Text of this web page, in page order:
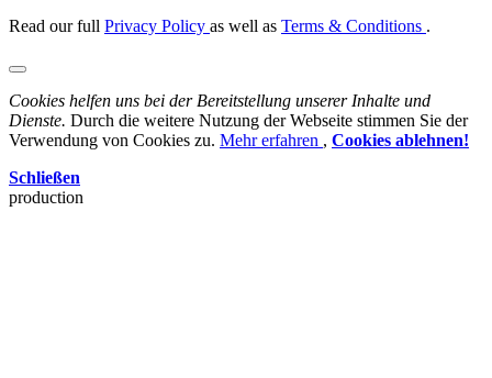
Read our full Privacy Policy as well as Terms & Conditions .
Cookies helfen uns bei der Bereitstellung unserer Inhalte und
Dienste. Durch die weitere Nutzung der Webseite stimmen Sie der
Verwendung von Cookies zu. Mehr erfahren , Cookies ablehnen!
Schließen
production